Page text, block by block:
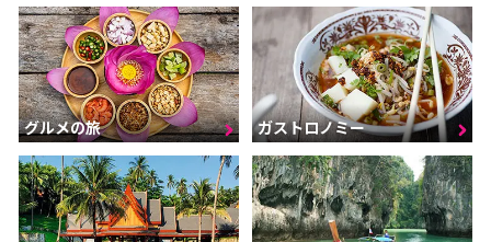
グルメの旅 ガストロノミー